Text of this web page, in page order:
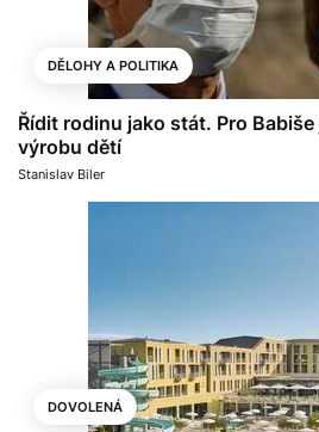
DĚLOHY A POLITIKA
Řídit rodinu jako stát. Pro
výrobu dětí
Stanislav Biler
DOVOLENÁ